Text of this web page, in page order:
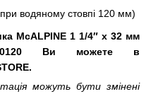
водяному стовпі 120 мм)
McALPINE 1 1/4″ x 32 мм
Ви можете в
можуть бути змінені